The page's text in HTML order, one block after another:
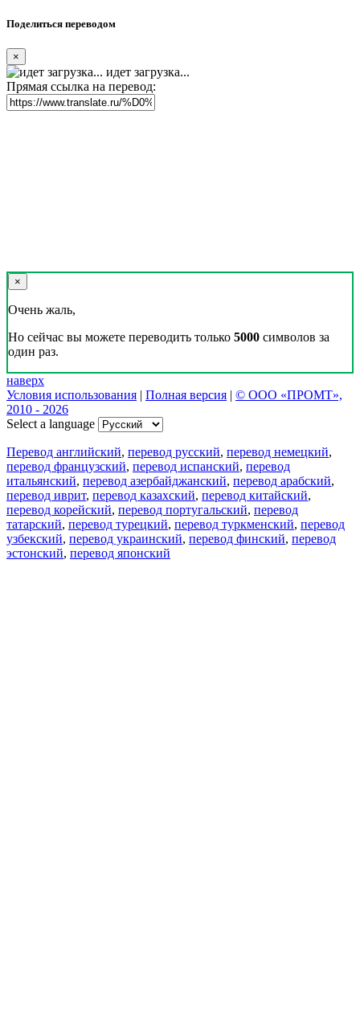
Поделиться переводом
×
идет загрузка...
Прямая ссылка на перевод:
×
Очень жаль,
Но сейчас вы можете переводить только 5000 символов за
один раз.
наверх
Условия использования | Полная версия | © ООО «ПРОМТ»,
2010 - 2026
Select a language
Перевод английский, перевод русский, перевод немецкий,
перевод французский, перевод испанский, перевод
итальянский, перевод азербайджанский, перевод арабский,
перевод иврит, перевод казахский, перевод китайский,
перевод корейский, перевод португальский, перевод
татарский, перевод турецкий, перевод туркменский, перевод
узбекский, перевод украинский, перевод финский, перевод
эстонский, перевод японский